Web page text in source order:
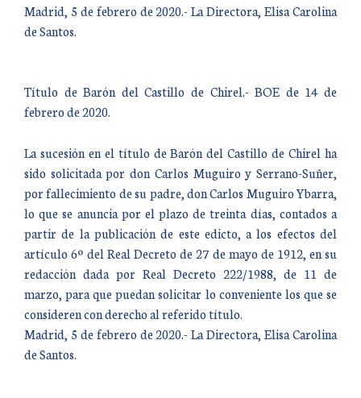
Madrid, 5 de febrero de 2020.- La Directora, Elisa Carolina
de Santos.
Título de Barón del Castillo de Chirel.- BOE de 14 de
febrero de 2020.
La sucesión en el título de Barón del Castillo de Chirel ha
sido solicitada por don Carlos Muguiro y Serrano-Suñer,
por fallecimiento de su padre, don Carlos Muguiro Ybarra,
lo que se anuncia por el plazo de treinta días, contados a
partir de la publicación de este edicto, a los efectos del
artículo 6º del Real Decreto de 27 de mayo de 1912, en su
redacción dada por Real Decreto 222/1988, de 11 de
marzo, para que puedan solicitar lo conveniente los que se
consideren con derecho al referido título.
Madrid, 5 de febrero de 2020.- La Directora, Elisa Carolina
de Santos.